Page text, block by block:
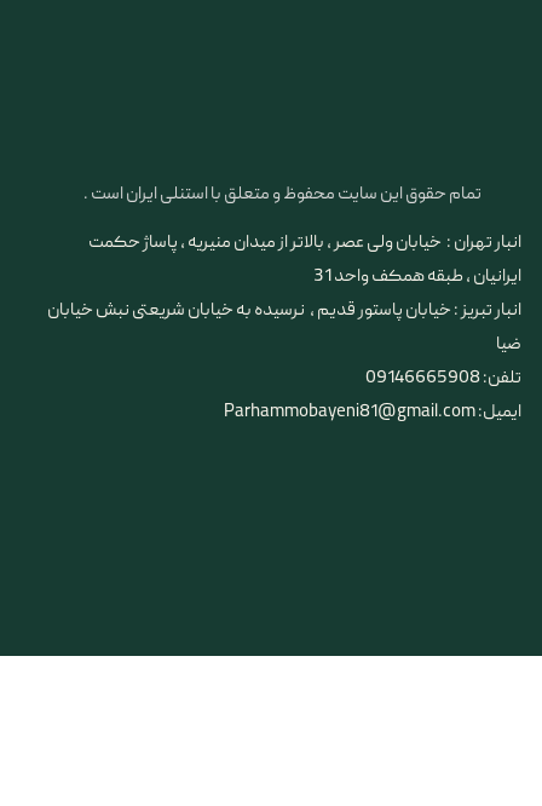
تمام حقوق این سایت محفوظ و متعلق با استنلی ایران است .
انبار تهران : خیابان ولی عصر ، بالاتر از میدان منیریه ، پاساژ حکمت
ایرانیان ، طبقه همکف واحد 31
​​​​​​​انبار تبریز : خیابان پاستور قدیم ، نرسیده به خیابان شریعتی نبش خیابان
ضیا
تلفن: 09146665908
ایمیل: Parhammobayeni81@gmail.com